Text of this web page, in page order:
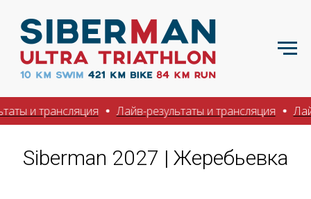
и трансляция Лайв-результаты и трансляция Лайв-
Siberman 2027 | Жеребьевка